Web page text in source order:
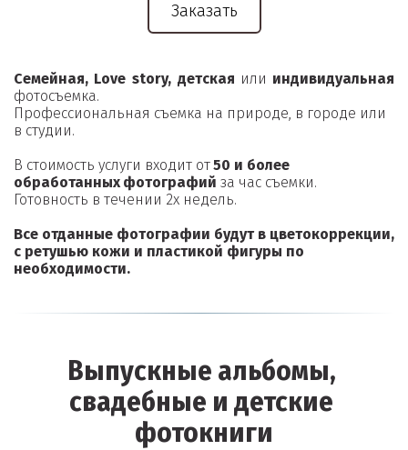
Заказать
Семейная, Love story, детская или индивидуальная
фотосъемка.
Профессиональная съемка на природе, в городе или
в студии.
В стоимость услуги входит от 50 и более
обработанных фотографий за час съемки.
Готовность в течении 2х недель.
Все отданные фотографии будут в цветокоррекции,
с ретушью кожи и пластикой фигуры по
необходимости.
Выпускные альбомы,
свадебные и детские
фотокниги